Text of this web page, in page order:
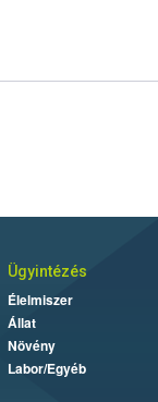
Ügyintézés
Élelmiszer
Állat
Növény
Labor/Egyéb